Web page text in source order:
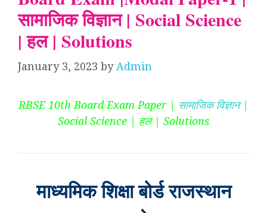
सामाजिक विज्ञान | Social Science
| हल | Solutions
January 3, 2023 byAdmin
RBSE 10th Board Exam Paper | सामाजिक विज्ञान|
Social Science | हल | Solutions
माध्यमिक शिक्षा बोर्ड राजस्थान